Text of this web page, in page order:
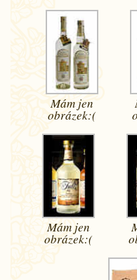
Mám jen
obrázek:(
Mám jen
obrázek:(